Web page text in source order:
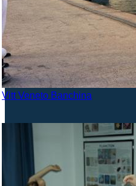
Vitt Veneto Banchina